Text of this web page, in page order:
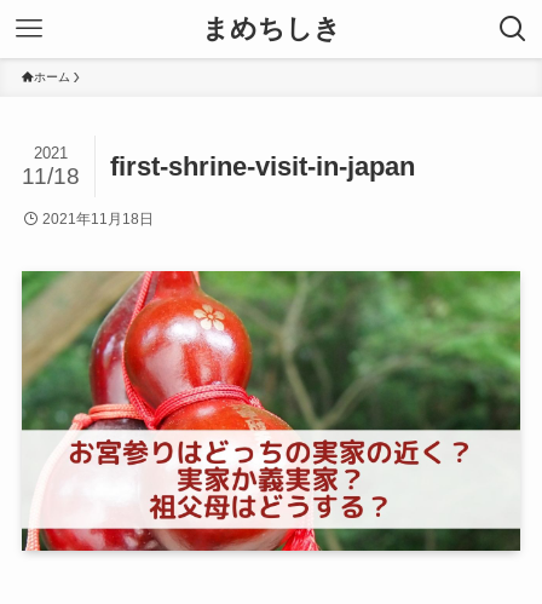
まめちしき
ホーム
first-shrine-visit-in-japan
2021
11/18
2021年11月18日